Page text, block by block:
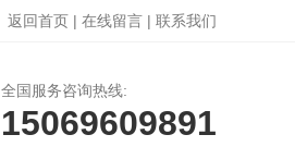
返回首页 | 在线留言 | 联系我们
全国服务咨询热线:
15069609891